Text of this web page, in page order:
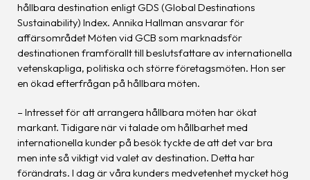
hållbara destination enligt GDS (Global Destinations
Sustainability) Index. Annika Hallman ansvarar för
affärsområdet Möten vid GCB som marknadsför
destinationen framförallt till beslutsfattare av internationella
vetenskapliga, politiska och större företagsmöten. Hon ser
en ökad efterfrågan på hållbara möten.
– Intresset för att arrangera hållbara möten har ökat
markant. Tidigare när vi talade om hållbarhet med
internationella kunder på besök tyckte de att det var bra
men inte så viktigt vid valet av destination. Detta har
förändrats. I dag är våra kunders medvetenhet mycket hög